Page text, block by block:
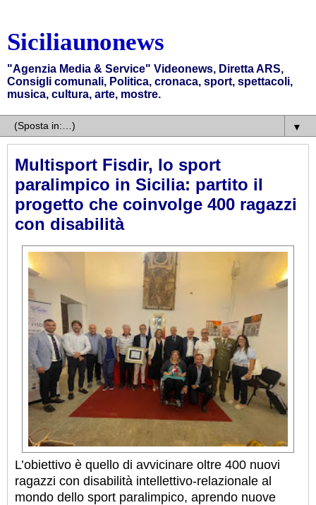
Siciliaunonews
"Agenzia Media & Service" Videonews, Diretta ARS,
Consigli comunali, Politica, cronaca, sport, spettacoli,
musica, cultura, arte, mostre.
▼
Multisport Fisdir, lo sport
paralimpico in Sicilia: partito il
progetto che coinvolge 400 ragazzi
con disabilità
L’obiettivo è quello di avvicinare oltre 400 nuovi
ragazzi con disabilità intellettivo-relazionale al
mondo dello sport paralimpico, aprendo nuove